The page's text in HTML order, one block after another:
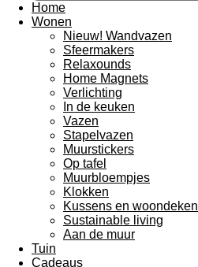
Home
Wonen
Nieuw! Wandvazen
Sfeermakers
Relaxounds
Home Magnets
Verlichting
In de keuken
Vazen
Stapelvazen
Muurstickers
Op tafel
Muurbloempjes
Klokken
Kussens en
Sustainable living
Aan de muur
Tuin
Cadeaus